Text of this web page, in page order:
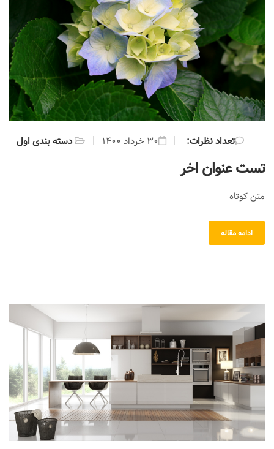
دسته بندی اول ۳۰ خرداد ۱۴۰۰ :تعداد نظرات
تست عنوان اخر
متن کوتاه
ادامه مقاله